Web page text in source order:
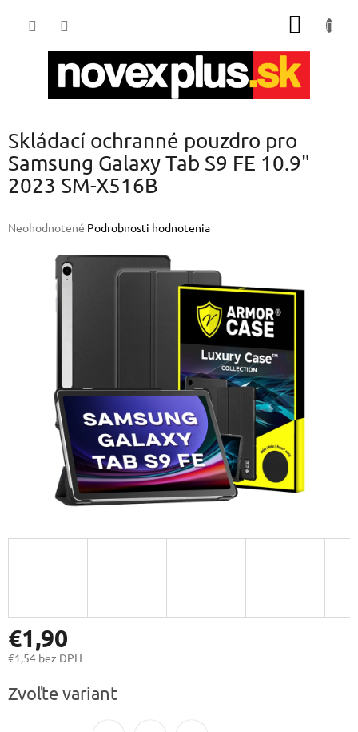
Skládací ochranné pouzdro pro
Samsung Galaxy Tab S9 FE 10.9"
2023 SM-X516B
Priemerné
Neohodnotené Podrobnosti hodnotenia
€1,90
€1,54 bez DPH
cena:
Zvoľte variant